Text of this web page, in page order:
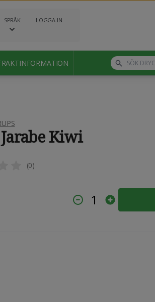
SPRÅK LOGGA IN
Kiwi
(0)
1